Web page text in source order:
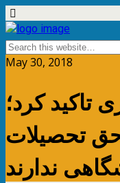
May 30, 2018
تاکید کرد؛
حق تحصیلات
ندارند